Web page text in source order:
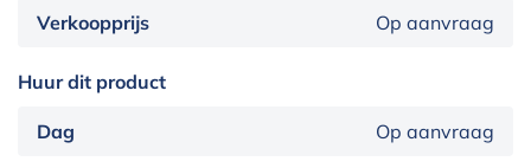
Verkoopprijs Op aanvraag
Huur dit product
Dag Op aanvraag